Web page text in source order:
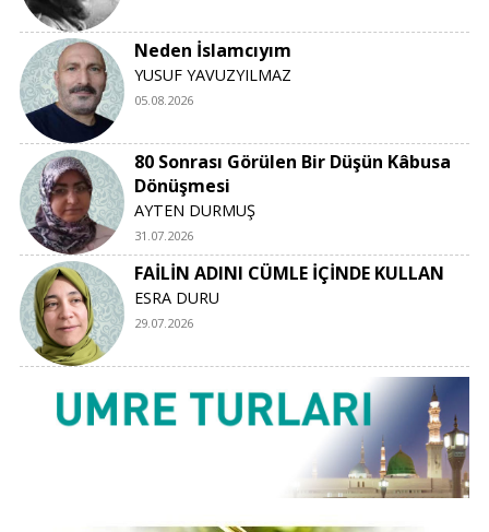
Neden İslamcıyım
YUSUF YAVUZYILMAZ
05.08.2026
80 Sonrası Görülen Bir Düşün Kâbusa
Dönüşmesi
AYTEN DURMUŞ
31.07.2026
FAİLİN ADINI CÜMLE İÇİNDE KULLAN
ESRA DURU
29.07.2026